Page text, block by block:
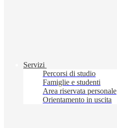
Servizi
Percorsi di studio
Famiglie e studenti
Area riservata personale
Orientamento in uscita